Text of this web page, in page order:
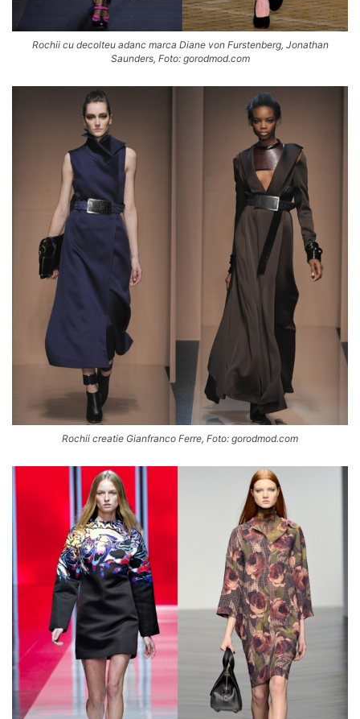
Rochii cu decolteu adanc marca Diane von Furstenberg, Jonathan
Saunders, Foto: gorodmod.com
Rochii creatie Gianfranco Ferre, Foto: gorodmod.com